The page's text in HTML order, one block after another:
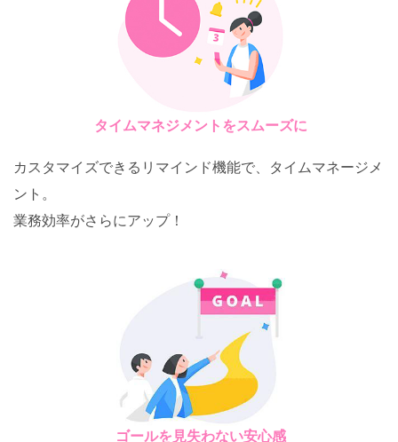
タイムマネジメントをスムーズに
カスタマイズできるリマインド機能で、タイムマネージメ
ント。
業務効率がさらにアップ！
ゴールを見失わない安心感